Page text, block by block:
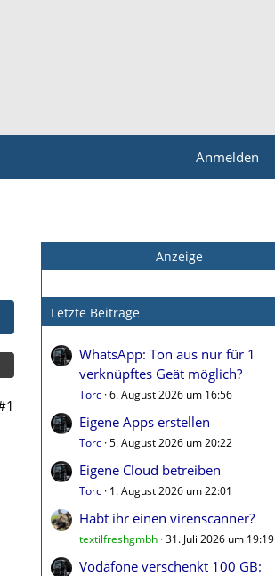
Anmelden
Anzeige
Letzte Beiträge
WhatsApp: Ton aus nur für 1
verknüpftes Geät möglich?
Torc 6. August 2026 um 16:56
Eigene Apps erstellen
Torc 5. August 2026 um 20:22
Eigene Cloud betreiben
Torc 1. August 2026 um 22:01
Habt ihr einen virenscanner?
textilfreshgmbh 31. Juli 2026 um 19:19
Vodafone verschenkt 100 GB: